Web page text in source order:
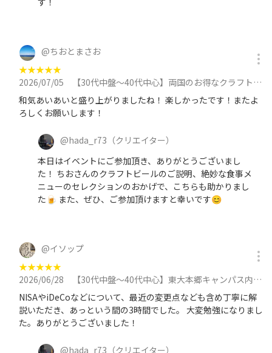
@ちおとまさお
★★★★★
2026/07/05
【30代中盤〜40代中心】両国のお得なクラフトビール専門店で食事会&花火資料館見学に参加
和気あいあいと盛り上がりましたね！ 楽しかったです！またよ
ろしくお願いします！
@hada_r73 （クリエイター）
本日はイベントにご参加頂き、ありがとうございまし
た！ ちおさんのクラフトビールのご説明、絶妙な食事メ
ニューのセレクションのおかげで、こちらも助かりまし
た🍺 また、ぜひ、ご参加頂けますと幸いです😊
@イソップ
★★★★★
2026/06/28
【30代中盤〜40代中心】東大本郷キャンパス内のカフェで資産運用勉強会に参加
NISAやiDeCoなどについて、最近の変更点なども含め丁寧に解
説いただき、あっという間の3時間でした。 大変勉強になりまし
た。ありがとうございました！
@hada_r73 （クリエイター）